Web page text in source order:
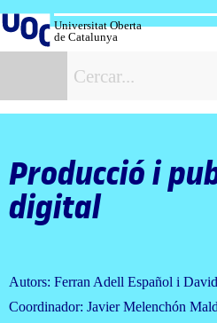
al
contingut
Universitat Oberta
de Catalunya
Producció i
digital
Autors: Ferran Adell Español i
Coordinador: Javier Melenchón